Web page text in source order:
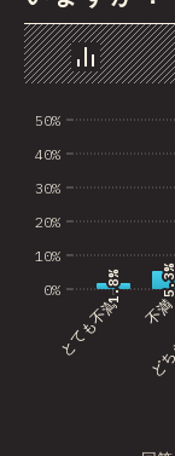
チャート
とても不満 不満
ど
0%
10%
20%
30%
40%
50%
1.8%
1.8%